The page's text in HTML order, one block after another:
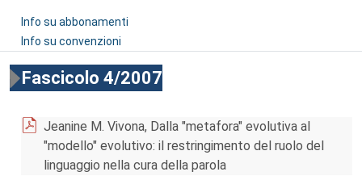
Info su abbonamenti
Info su convenzioni
Fascicolo 4/2007
Jeanine M. Vivona, Dalla "metafora" evolutiva al
"modello" evolutivo: il restringimento del ruolo del
linguaggio nella cura della parola